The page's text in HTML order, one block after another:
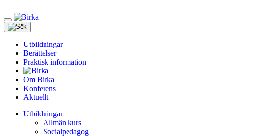
Meny
Utbildningar
Berättelser
Praktisk information
Om Birka
Konferens
Aktuellt
Utbildningar
Allmän kurs
Socialpedagog